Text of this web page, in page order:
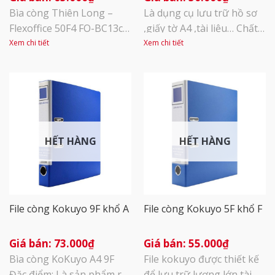
Bìa còng Thiên Long –
Flexoffice 50F4 FO-BC13có
khổ F4, dày 50mm. Sản
tiêu chuẩn quốc tế, thân
thiện với môi trường,
thuận tiện khi sử dụng.
Một mặt bìa được sản
xuất từ vật liệu simili cao
cấp, mặt trong phủ màng
OPP. Khóa [...]
Xem chi tiết
Là dụng cụ lưu trữ hồ sơ
,giấy tờ A4 ,tài liệu… Chất
liệu : PVC , giấy ép . Kích
Xanh dương. Khả năng
lưu trữ : 450 tờ A4.
Xem chi tiết
HẾT HÀNG
File còng Kokuyo 9F khổ A
73.000₫
Bìa còng KoKuyo A4 9F
HẾT HÀNG
File còng Kokuyo 5F khổ F
55.000₫
File kokuyo được thiết kế